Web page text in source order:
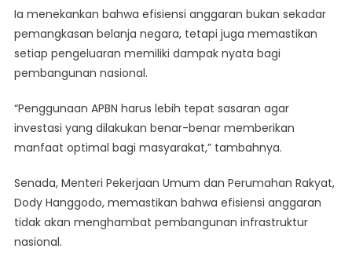
Ia menekankan bahwa efisiensi anggaran bukan sekadar
pemangkasan belanja negara, tetapi juga memastikan
setiap pengeluaran memiliki dampak nyata bagi
pembangunan nasional.
“Penggunaan APBN harus lebih tepat sasaran agar
investasi yang dilakukan benar-benar memberikan
manfaat optimal bagi masyarakat,” tambahnya.
Senada, Menteri Pekerjaan Umum dan Perumahan Rakyat,
Dody Hanggodo, memastikan bahwa efisiensi anggaran
tidak akan menghambat pembangunan infrastruktur
nasional.